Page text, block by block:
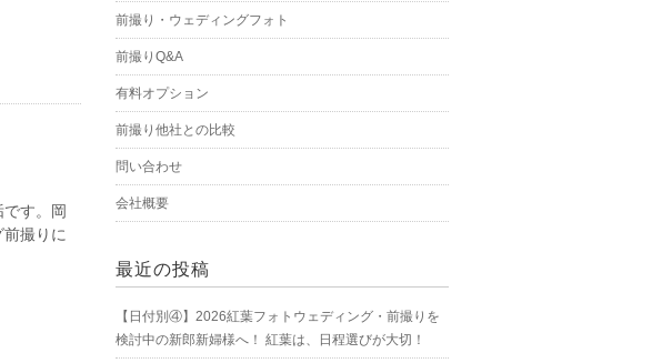
す。岡
撮りに
前撮り・ウェディングフォト
前撮りQ&A
有料オプション
前撮り他社との比較
問い合わせ
会社概要
最近の投稿
【日付別④】2026紅葉フォトウェディング・前撮りを
検討中の新郎新婦様へ！ 紅葉は、日程選びが大切！